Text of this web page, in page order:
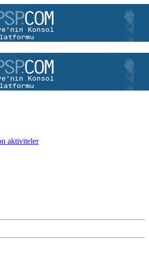
aktiviteler